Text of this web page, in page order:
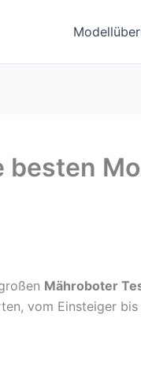
Mähroboter
vom Einsteiger